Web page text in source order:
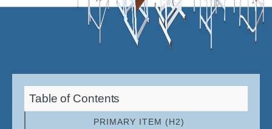
Table of Contents
PRIMARY ITEM (H2)